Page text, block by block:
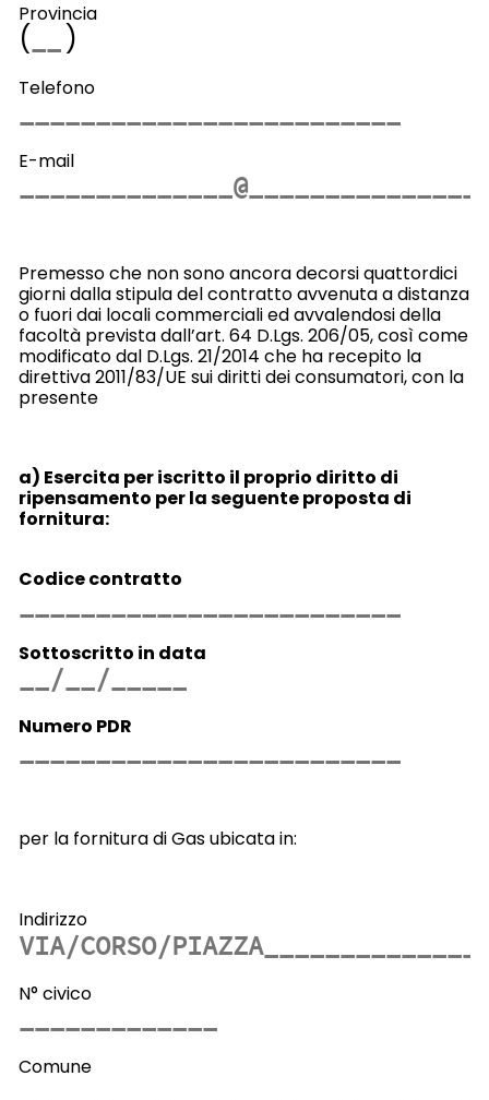
Provincia
( )
Telefono
E-mail
Premesso che non sono ancora decorsi quattordici
giorni dalla stipula del contratto avvenuta a distanza
o fuori dai locali commercialied avvalendosi della
facoltà prevista dall’art. 64 D.Lgs. 206/05, così come
modificato dal D.Lgs. 21/2014 che ha recepito la
direttiva 2011/83/UE sui diritti dei consumatori, con la
presente
a) Esercita per iscritto il proprio diritto di
ripensamento per la seguente proposta di
fornitura:
Codice contratto
Sottoscritto in data
Numero PDR
per la fornitura di Gas ubicata in:
Indirizzo
N° civico
Comune